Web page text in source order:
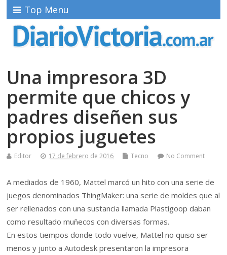
Top Menu
Una impresora 3D
permite que chicos y
padres diseñen sus
propios juguetes
Editor 17 de febrero de 2016 Tecno No Comment
A mediados de 1960, Mattel marcó un hito con una serie de
juegos denominados ThingMaker: una serie de moldes que al
ser rellenados con una sustancia llamada Plastigoop daban
como resultado muñecos con diversas formas.
En estos tiempos donde todo vuelve, Mattel no quiso ser
menos y junto a Autodesk presentaron la impresora